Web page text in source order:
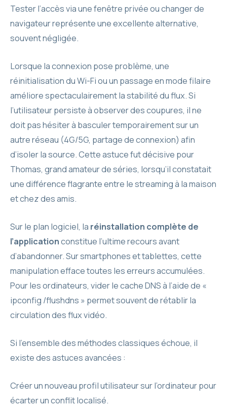
Tester l’accès via une fenêtre privée ou changer de
navigateur représente une excellente alternative,
souvent négligée.
Lorsque la connexion pose problème, une
réinitialisation du Wi-Fi ou un passage en mode filaire
améliore spectaculairement la stabilité du flux. Si
l’utilisateur persiste à observer des coupures, il ne
doit pas hésiter à basculer temporairement sur un
autre réseau (4G/5G, partage de connexion) afin
d’isoler la source. Cette astuce fut décisive pour
Thomas, grand amateur de séries, lorsqu’il constatait
une différence flagrante entre le streaming à la maison
et chez des amis.
Sur le plan logiciel, la réinstallation complète de
l’applicationconstitue l’ultime recours avant
d’abandonner. Sur smartphones et tablettes, cette
manipulation efface toutes les erreurs accumulées.
Pour les ordinateurs, vider le cache DNS à l’aide de «
ipconfig /flushdns » permet souvent de rétablir la
circulation des flux vidéo.
Si l’ensemble des méthodes classiques échoue, il
existe des astuces avancées :
Créer un nouveau profil utilisateur sur l’ordinateur pour
écarter un conflit localisé.